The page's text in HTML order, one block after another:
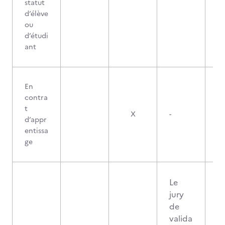
statut
d’élève
ou
d’étudi
ant
En
contra
t
d’appr
entissa
ge
X -
Le
jury
de
valida